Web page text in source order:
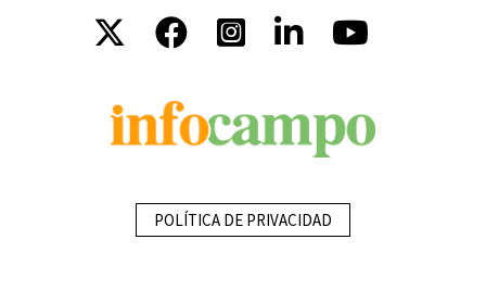
POLÍTICA DE PRIVACIDAD